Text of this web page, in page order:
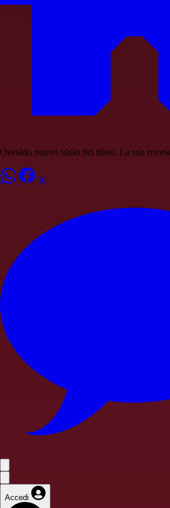
Osvaldo nuovo idolo dei tifosi. La sua
Accedi